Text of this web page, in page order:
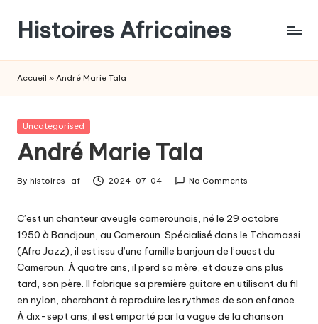
Histoires Africaines
Accueil » André Marie Tala
Posted
Uncategorised
André Marie Tala
Posted
By histoires_af 2024-07-04 No Comments
C’est un chanteur aveugle camerounais, né le 29 octobre
1950 à Bandjoun, au Cameroun. Spécialisé dans le Tchamassi
(Afro Jazz), il est issu d’une famille banjoun de l’ouest du
Cameroun. À quatre ans, il perd sa mère, et douze ans plus
tard, son père. Il fabrique sa première guitare en utilisant du fil
en nylon, cherchant à reproduire les rythmes de son enfance.
À dix-sept ans, il est emporté par la vague de la chanson